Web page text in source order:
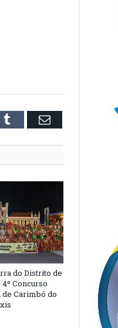
Tumblr Email
do Distrito de
Concurso
Carimbó do